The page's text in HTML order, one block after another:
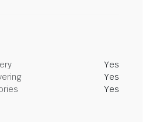
Yes
Yes
Yes